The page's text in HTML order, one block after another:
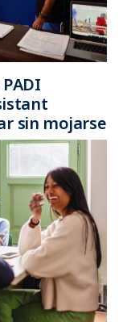
sin mojarse